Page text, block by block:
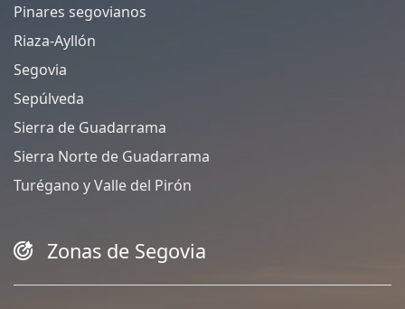
Pinares segovianos
Riaza-Ayllón
Segovia
Sepúlveda
Sierra de Guadarrama
Sierra Norte de Guadarrama
Turégano y Valle del Pirón
Zonas de Segovia